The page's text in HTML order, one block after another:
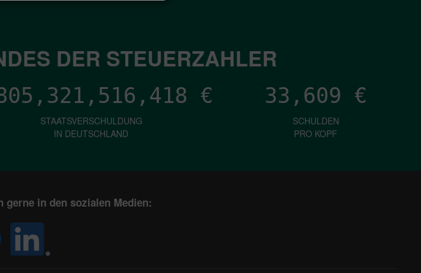
DER STEUERZAHLER
€
STAATSVERSCHULDUNG
IN DEUTSCHLAND
33,609 €
SCHULDEN
PRO KOPF
gerne in den sozialen Medien: